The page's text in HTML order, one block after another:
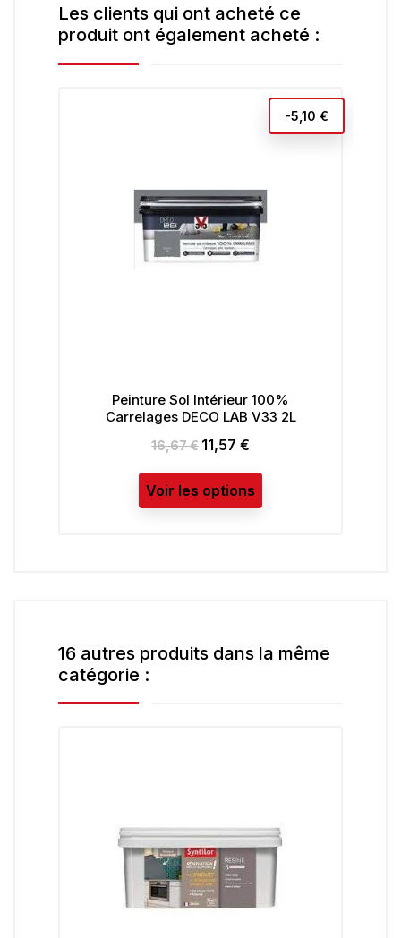
Les clients qui ont acheté ce
produit ont également acheté :
Peinture Sol Intérieur 100%
Carrelages DECO LAB V33 2L
Prix
base
16,67 €
-5,10 €
Prix
11,57 €
Voir les options
16 autres produits dans la même
catégorie :